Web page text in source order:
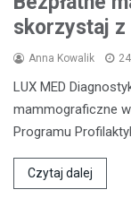
skorzystaj
Anna Kowalik
LUX MED
mammograficzne
Programu
Czytaj dalej